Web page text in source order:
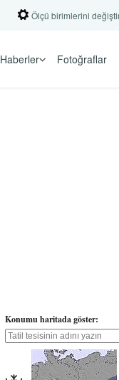
Ölçü birimlerini
Haberler Fotoğraflar
Konumu haritada göster: